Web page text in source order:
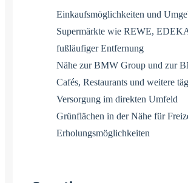
Einkaufsmöglichkeiten und
Supermärkte wie REWE,
fußläufiger Entfernung
Nähe zur BMW Group und zur
Cafés, Restaurants und weitere
Versorgung im direkten Umfeld
Grünflächen in der Nähe für
Erholungsmöglichkeiten